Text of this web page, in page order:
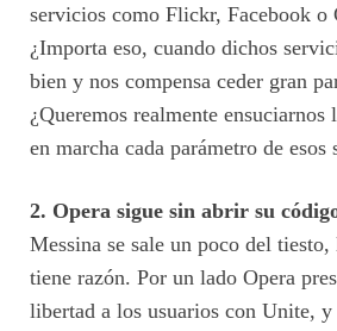
servicios como Flickr, Facebook o
¿Importa eso, cuando dichos
bien y nos compensa ceder gran
¿Queremos realmente ensuciarnos
en marcha cada parámetro de esos
2. Opera sigue sin abrir su
Messina se sale un poco del
tiene razón. Por un lado Opera
libertad a los usuarios con Unite,